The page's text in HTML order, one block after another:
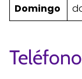
Domingo